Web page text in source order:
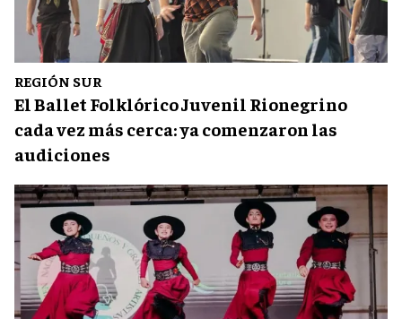
REGIÓN SUR
El Ballet Folklórico Juvenil Rionegrino
cada vez más cerca: ya comenzaron las
audiciones